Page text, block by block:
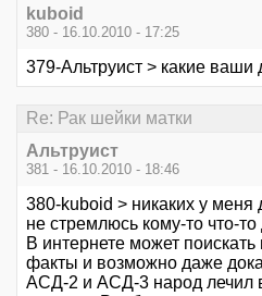
kuboid
380 - 16.10.2010 - 17:25
379-Альтруист > какие ваши
Re: Рак шейки матки
Альтруист
381 - 16.10.2010 - 18:46
380-kuboid > никаких у меня
не стремлюсь кому-то что-то
В интернете может
факты и возможно даже
АСД-2 и АСД-3 народ лечил